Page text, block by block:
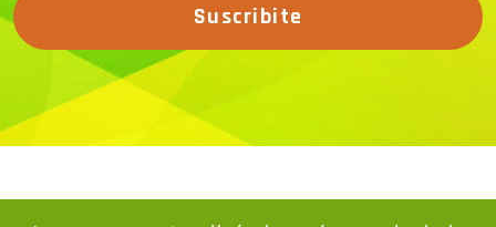
Suscribite